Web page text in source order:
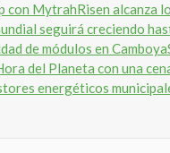
Risen alcanza